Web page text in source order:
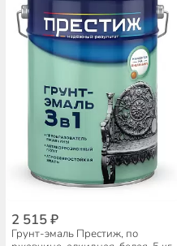
2 515 ₽
Грунт-эмаль Престиж, по